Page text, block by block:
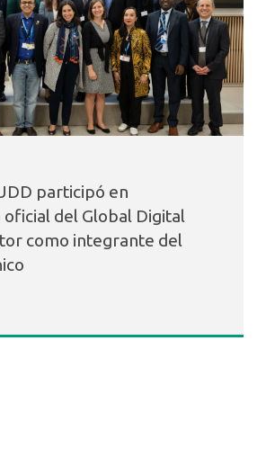
participó en
del Global Digital
como integrante del